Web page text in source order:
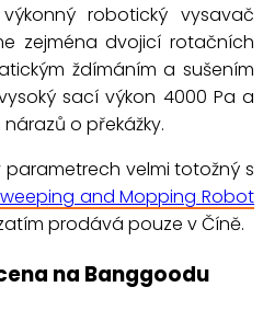
robotický vysavač
zejména dvojicí rotačních
ždímáním a sušením
sací výkon 4000 Pa a
o překážky.
parametrech velmi totožný s
and Mopping Robot
prodává pouze v Číně.
na Banggoodu